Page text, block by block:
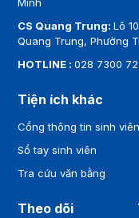
CS Quang Trung:Lô
Quang Trung, Phường
HOTLINE :028 7300
Tiện ích khác
Cổng thông tin sinh viên
Sổ tay sinh viên
Tra cứu văn bằng
Theo dõi